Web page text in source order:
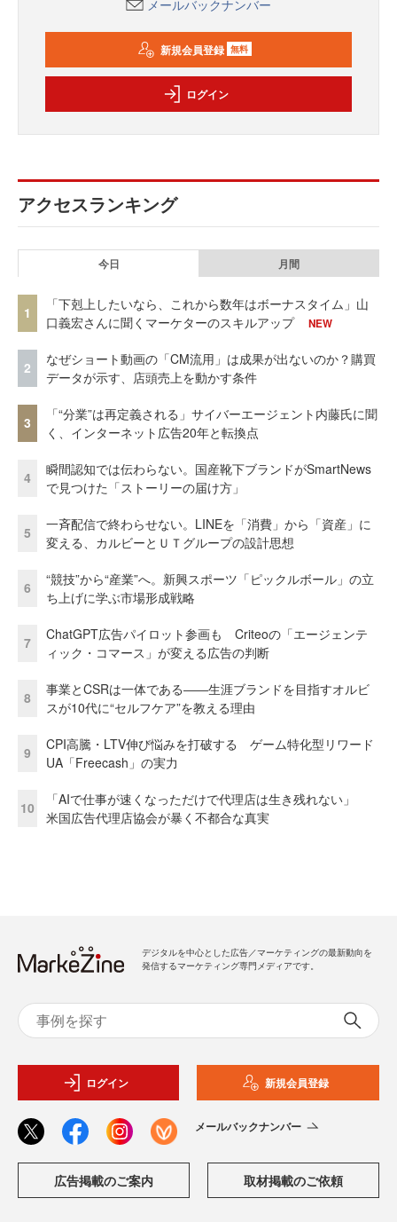
メールバックナンバー
新規会員登録 無料
ログイン
アクセスランキング
今日 月間
1
「下剋上したいなら、これから数年はボーナスタイム」山
口義宏さんに聞くマーケターのスキルアップ
NEW
2
なぜショート動画の「CM流用」は成果が出ないのか？購買
データが示す、店頭売上を動かす条件
3
「“分業”は再定義される」サイバーエージェント内藤氏に聞
く、インターネット広告20年と転換点
4
瞬間認知では伝わらない。国産靴下ブランドがSmartNews
で見つけた「ストーリーの届け方」
5
一斉配信で終わらせない。LINEを「消費」から「資産」に
変える、カルビーとＵＴグループの設計思想
6
“競技”から“産業”へ。新興スポーツ「ピックルボール」の立
ち上げに学ぶ市場形成戦略
7
ChatGPT広告パイロット参画も Criteoの「エージェンテ
ィック・コマース」が変える広告の判断
8
事業とCSRは一体である――生涯ブランドを目指すオルビ
スが10代に“セルフケア”を教える理由
9
CPI高騰・LTV伸び悩みを打破する ゲーム特化型リワード
UA「Freecash」の実力
10
「AIで仕事が速くなっただけで代理店は生き残れない」
米国広告代理店協会が暴く不都合な真実
デジタルを中心とした広告／マーケティングの最新動向を
発信するマーケティング専門メディアです。
ログイン 新規会員登録
メールバックナンバー
広告掲載のご案内 取材掲載のご依頼